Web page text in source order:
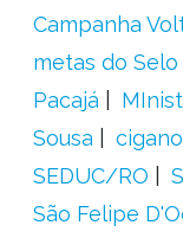
Campanha
metas do Selo
Pacajá
Sousa
SEDUC/RO
São Felipe